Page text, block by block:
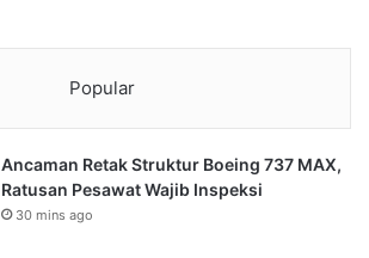
Popular
Ancaman Retak Struktur Boeing 737 MAX,
Ratusan Pesawat Wajib Inspeksi
30 mins ago